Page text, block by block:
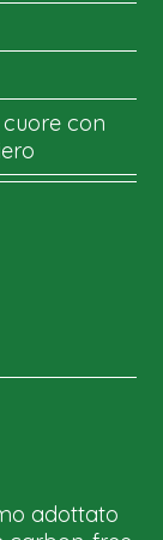
con
adottato